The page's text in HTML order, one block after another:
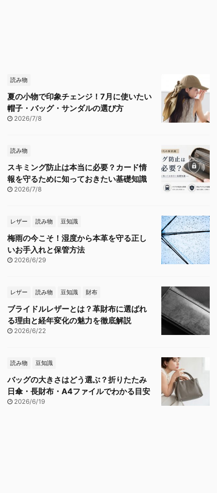
読み物
夏の小物で印象チェンジ！7月に使いたい
帽子・バッグ・サンダルの選び方
2026/7/8
読み物
スキミング防止は本当に必要？カード情
報を守るために知っておきたい基礎知識
2026/7/8
レザー 読み物 豆知識
梅雨の今こそ！湿度から本革を守る正し
いお手入れと保管方法
2026/6/29
レザー 読み物 豆知識 財布
ブライドルレザーとは？革財布に選ばれ
る理由と経年変化の魅力を徹底解説
2026/6/22
読み物 豆知識
バッグの大きさはどう選ぶ？折りたたみ
日傘・長財布・A4ファイルでわかる目安
2026/6/19